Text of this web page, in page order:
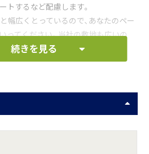
トするなど配慮します。
幅広くとっているので、あなたのペー
ってください。当社の敷地も広いの
的な心配がある方も練習可能です。
。
続きを見る